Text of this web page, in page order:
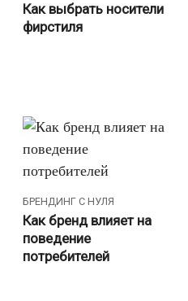
Как выбрать носители
фирстиля
БРЕНДИНГ С НУЛЯ
Как бренд влияет на
поведение
потребителей